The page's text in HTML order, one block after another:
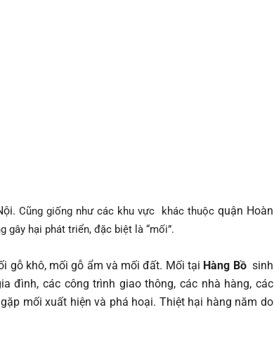
Cũng giống như các khu vực khác thuộc quận Hoàn
hại phát triển, đặc biệt là “mối”.
gỗ khô, mối gỗ ẩm và mối đất. Mối tại Hàng Bồ sinh
đình, các công trình giao thông, các nhà hàng, các
mối xuất hiện và phá hoại. Thiệt hại hàng năm do